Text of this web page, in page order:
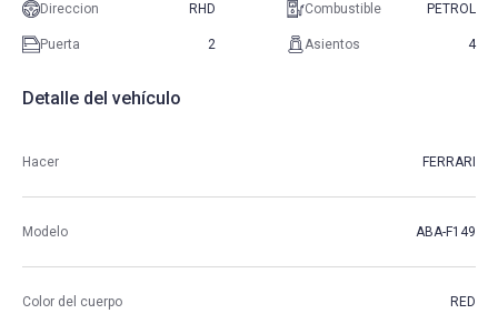
Direccion RHD Combustible PETROL
Puerta 2 Asientos 4
Detalle del vehículo
Hacer FERRARI
Modelo ABA-F149
Color del cuerpo RED